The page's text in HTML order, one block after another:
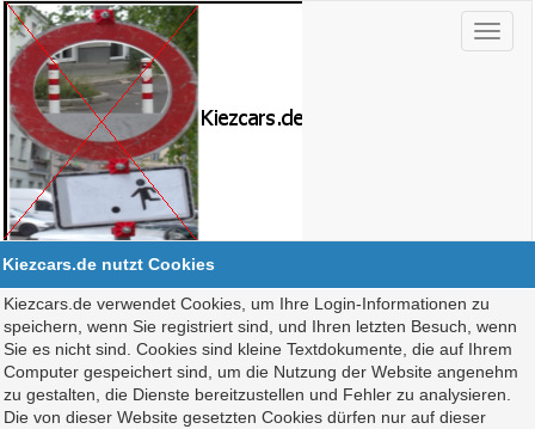
Kiezcars.de nutzt Cookies
Kiezcars.de verwendet Cookies, um Ihre Login-Informationen zu
speichern, wenn Sie registriert sind, und Ihren letzten Besuch, wenn
Sie es nicht sind. Cookies sind kleine Textdokumente, die auf Ihrem
Computer gespeichert sind, um die Nutzung der Website angenehm
zu gestalten, die Dienste bereitzustellen und Fehler zu analysieren.
Die von dieser Website gesetzten Cookies dürfen nur auf dieser